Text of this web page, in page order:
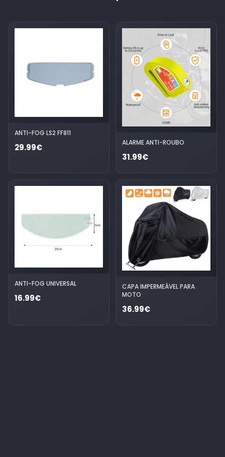
ANTI-FOG LS2 FF811
29.99€ ALARME ANTI-ROUBO
31.99€
ANTI-FOG UNIVERSAL
16.99€
CAPA IMPERMEÁVEL PARA
MOTO
36.99€